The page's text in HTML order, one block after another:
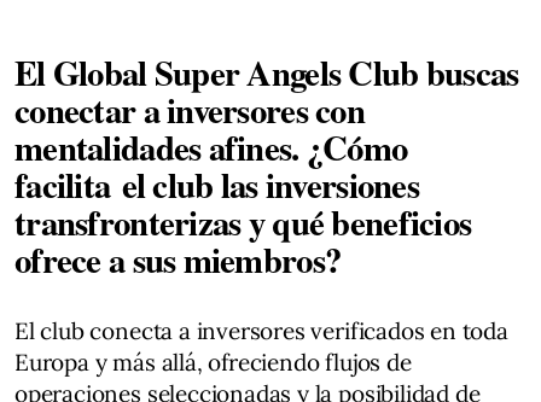
El Global Super Angels Club buscas
conectar a inversores con
mentalidades afines. ¿Cómo
facilita el club las inversiones
transfronterizas y qué beneficios
ofrece a sus miembros?
El club conecta a inversores verificados en toda
Europa y más allá, ofreciendo flujos de
operaciones seleccionadas y la posibilidad de